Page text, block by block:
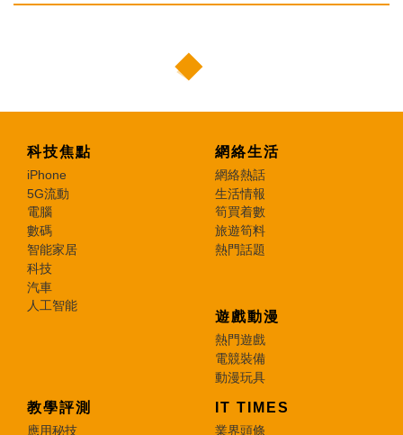
科技焦點
iPhone
5G流動
電腦
數碼
智能家居
科技
汽車
人工智能
網絡生活
網絡熱話
生活情報
筍買着數
旅遊筍料
熱門話題
遊戲動漫
熱門遊戲
電競裝備
動漫玩具
教學評測
應用秘技
IT TIMES
業界頭條